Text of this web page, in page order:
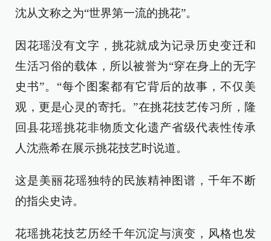
沈从文称之为“世界第一流的挑花”。
因花瑶没有文字，挑花就成为记录历史变迁和
生活习俗的载体，所以被誉为“穿在身上的无字
史书”。“每个图案都有它背后的故事，不仅美
观，更是心灵的寄托。”在挑花技艺传习所，隆
回县花瑶挑花非物质文化遗产省级代表性传承
人沈燕希在展示挑花技艺时说道。
这是美丽花瑶独特的民族精神图谱，千年不断
的指尖史诗。
花瑶挑花技艺历经千年沉淀与演变，风格也发